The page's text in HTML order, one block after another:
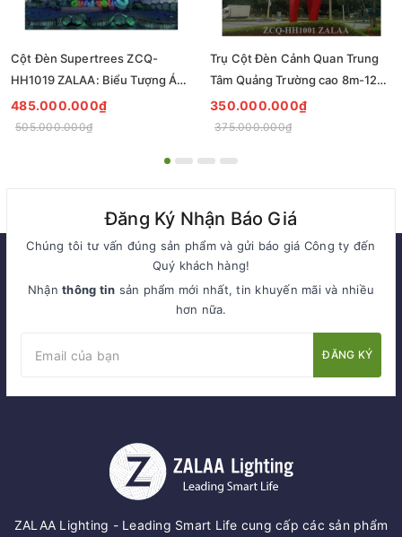
Cột Đèn Supertrees ZCQ-
HH1019 ZALAA: Biểu Tượng Ánh
Sáng Cho Đại Đô Thị
485.000.000₫
505.000.000₫
Trụ Cột Đèn Cảnh Quan Trung
Tâm Quảng Trường cao 8m-12m
ZCQ-HH1001 ZALAA Fortune
Tree Series
350.000.000₫
375.000.000₫
Đăng Ký Nhận Báo Giá
Chúng tôi tư vấn đúng sản phẩm và gửi báo giá Công ty đến
Quý khách hàng!
Nhậnthông tin sản phẩm mới nhất, tin khuyến mãi và nhiều
hơn nữa.
ĐĂNG KÝ
ZALAA Lighting - Leading Smart Life cung cấp các sản phẩm